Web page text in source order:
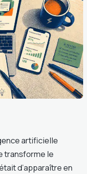
artificielle
transforme le
d’apparaître en